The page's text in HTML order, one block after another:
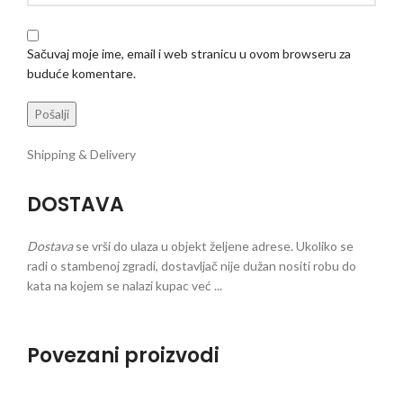
Sačuvaj moje ime, email i web stranicu u ovom browseru za
buduće komentare.
Shipping & Delivery
DOSTAVA
Dostavase vrši do ulaza u objekt željene adrese. Ukoliko se
radi o stambenoj zgradi, dostavljač nije dužan nositi robu do
kata na kojem se nalazi kupac već ...
Povezani proizvodi